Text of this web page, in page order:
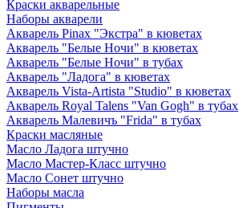
Краски акварельные
Наборы акварели
Акварель Pinax "Экстра" в кюветах
Акварель "Белые Ночи" в кюветах
Акварель "Белые Ночи" в тубах
Акварель "Ладога" в кюветах
Акварель Vista-Artista "Studio" в кюветах
Акварель Royal Talens "Van Gogh" в тубах
Акварель Малевичъ "Frida" в тубах
Краски масляные
Масло Ладога штучно
Масло Мастер-Класс штучно
Масло Сонет штучно
Наборы масла